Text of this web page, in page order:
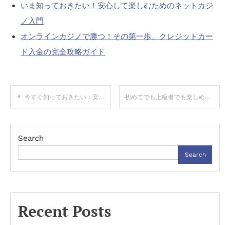
いま知っておきたい！安心して楽しむためのネットカジ
ノ入門
オンラインカジノで勝つ！その第一歩、クレジットカー
ド入金の完全攻略ガイド
Post
navigation
今すぐ知っておきたい：安全で賢いオンライン ギャンブルの基本と実践ガイド 初めてでも上級者でも楽しめる！本当に使えるポーカーアプリ選びのコツ
Search
Search
Recent Posts